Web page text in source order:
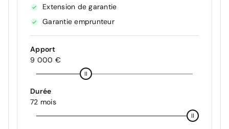
Extension de garantie
Garantie emprunteur
Apport
9 000 €
Durée
72 mois